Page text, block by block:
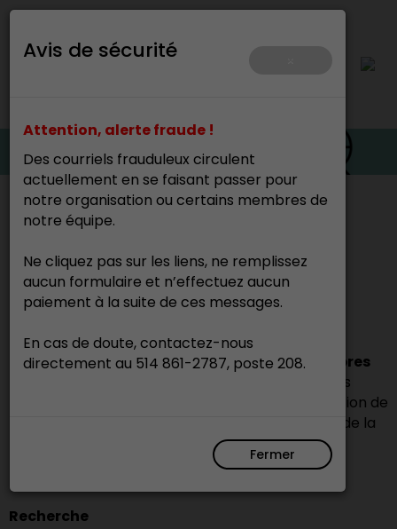
Avis de sécurité
Attention, alerte fraude !
Des courriels frauduleux circulent
actuellement en se faisant passer pour
notre organisation ou certains membres de
notre équipe.
Ne cliquez pas sur les liens, ne remplissez
aucun formulaire et n’effectuez aucun
paiement à la suite de ces messages.
En cas de doute, contactez-nous
directement au 514 861-2787, poste 208.
Fermer
Accueil>
Trouvez un·e artisan·e
professionnel·le
Ce répertoire regroupe l’ensemble des membres
Vous pouvez faire des
recherches pour trouver nos membres en fonction de
leur métier, le matériau de base transformé, ou de la
région où ils exercent leur activité.
Recherche